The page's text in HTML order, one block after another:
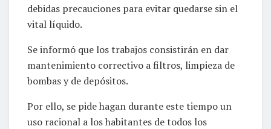
debidas precauciones para evitar quedarse sin el
vital líquido.
Se informó que los trabajos consistirán en dar
mantenimiento correctivo a filtros, limpieza de
bombas y de depósitos.
Por ello, se pide hagan durante este tiempo un
uso racional a los habitantes de todos los